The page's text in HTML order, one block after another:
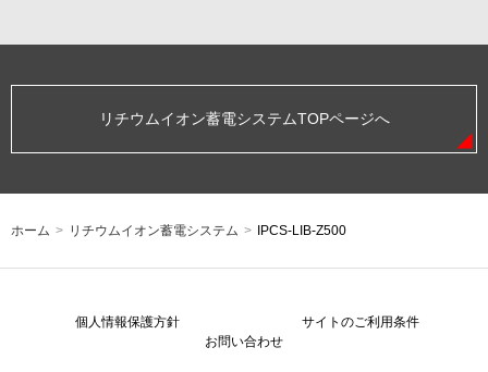
リチウムイオン蓄電システムTOPページへ
ホーム > リチウムイオン蓄電システム > IPCS-LIB-Z500
個人情報保護方針
サイトのご利用条件
お問い合わせ